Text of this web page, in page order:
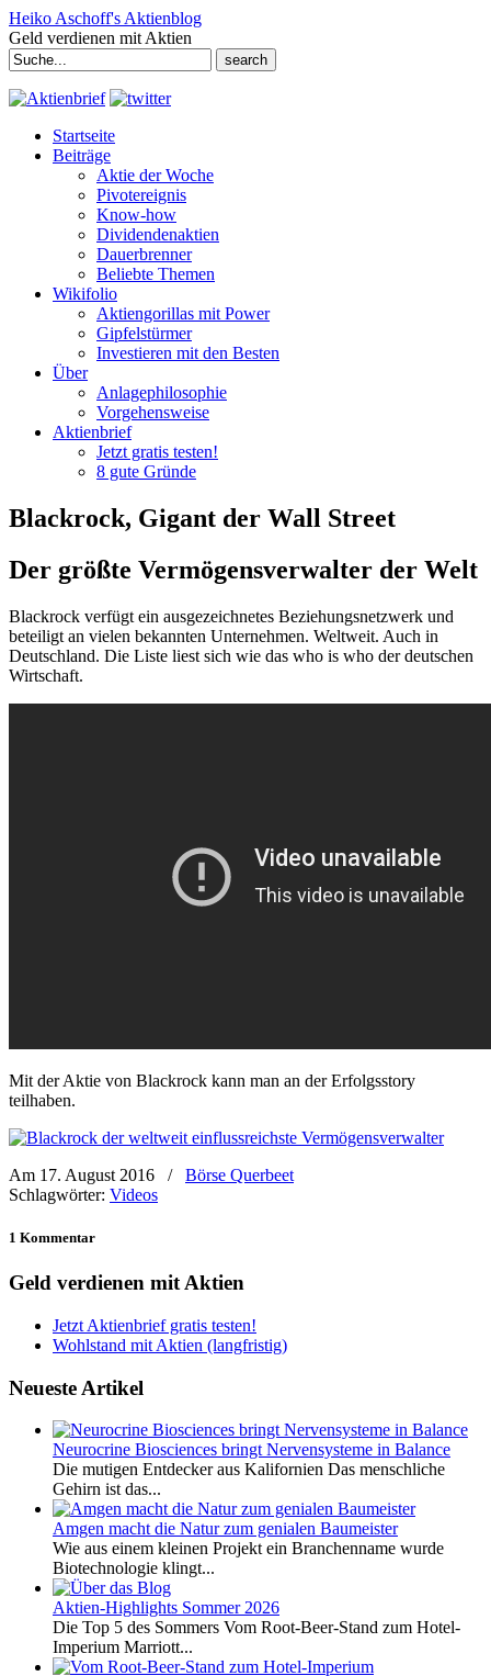
Heiko Aschoff's Aktienblog
Geld verdienen mit Aktien
Search
for:
Startseite
Beiträge
Aktie der Woche
Pivotereignis
Know-how
Dividendenaktien
Dauerbrenner
Beliebte Themen
Wikifolio
Aktiengorillas mit Power
Gipfelstürmer
Investieren mit den Besten
Über
Anlagephilosophie
Vorgehensweise
Aktienbrief
Jetzt gratis testen!
8 gute Gründe
Blackrock, Gigant der Wall Street
Der größte Vermögensverwalter der Welt
Blackrock verfügt ein ausgezeichnetes Beziehungsnetzwerk und
beteiligt an vielen bekannten Unternehmen. Weltweit. Auch in
Deutschland. Die Liste liest sich wie das who is who der deutschen
Wirtschaft.
Mit der Aktie von Blackrock kann man an der Erfolgsstory
teilhaben.
Am 17. August 2016 /
Börse Querbeet
Schlagwörter: Videos
1 Kommentar
Geld verdienen mit Aktien
Jetzt Aktienbrief gratis testen!
Wohlstand mit Aktien (langfristig)
Neueste Artikel
Neurocrine Biosciences bringt Nervensysteme in Balance
Die mutigen Entdecker aus Kalifornien Das menschliche
Gehirn ist das...
Amgen macht die Natur zum genialen Baumeister
Wie aus einem kleinen Projekt ein Branchenname wurde
Biotechnologie klingt...
Aktien-Highlights Sommer 2026
Die Top 5 des Sommers Vom Root-Beer-Stand zum Hotel-
Imperium Marriott...